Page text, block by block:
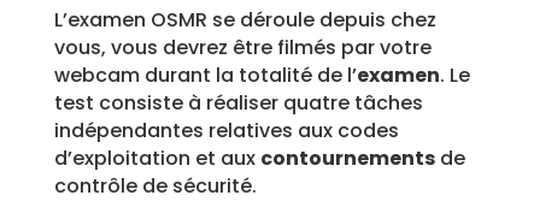
L’examen OSMR se déroule depuis chez
vous, vous devrez être filmés par votre
webcam durant la totalité de l’examen. Le
test consiste à réaliser quatre tâches
indépendantes relatives aux codes
d’exploitation et aux contournementsde
contrôle de sécurité.